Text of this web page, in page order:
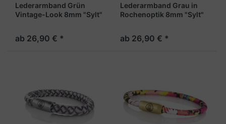
Lederarmband Grün
Vintage-Look 8mm "Sylt"
ab 26,90 € *
Lederarmband Grau in
Rochenoptik 8mm "Sylt"
ab 26,90 € *